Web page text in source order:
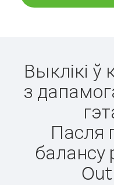
Выклікі ў
з
Пасля
балансу